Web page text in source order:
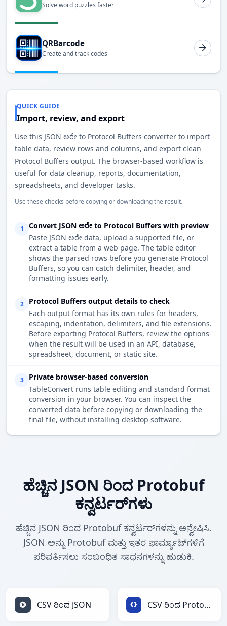
Solve word puzzles faster
QRBarcode
Create and track codes
QUICK GUIDE
Import, review, and export
Use this JSON ಅರೇ to Protocol Buffers converter to import
table data, review rows and columns, and export clean
Protocol Buffers output. The browser-based workflow is
useful for data cleanup, reports, documentation,
spreadsheets, and developer tasks.
Use these checks before copying or downloading the result.
1
Convert JSON ಅರೇ to Protocol Buffers with preview
Paste JSON ಅರೇ data, upload a supported file, or
extract a table from a web page. The table editor
shows the parsed rows before you generate Protocol
Buffers, so you can catch delimiter, header, and
formatting issues early.
2
Protocol Buffers output details to check
Each output format has its own rules for headers,
escaping, indentation, delimiters, and file extensions.
Before exporting Protocol Buffers, review the options
when the result will be used in an API, database,
spreadsheet, document, or static site.
3
Private browser-based conversion
TableConvert runs table editing and standard format
conversion in your browser. You can inspect the
converted data before copying or downloading the
final file, without installing desktop software.
ಹೆಚ್ಚಿನ JSON ರಿಂದ Protobuf
ಕನ್ವರ್ಟರ್‌ಗಳು
ಹೆಚ್ಚಿನ JSON ರಿಂದ Protobuf ಕನ್ವರ್ಟರ್‌ಗಳನ್ನು ಅನ್ವೇಷಿಸಿ.
JSON ಅನ್ನು Protobuf ಮತ್ತು ಇತರ ಫಾರ್ಮ್ಯಾಟ್‌ಗಳಿಗೆ
ಪರಿವರ್ತಿಸಲು ಸಂಬಂಧಿತ ಸಾಧನಗಳನ್ನು ಹುಡುಕಿ.
CSV ರಿಂದ JSON CSV ರಿಂದ Protobuf